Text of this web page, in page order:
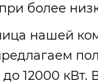
более
нашей
12000 кВт.